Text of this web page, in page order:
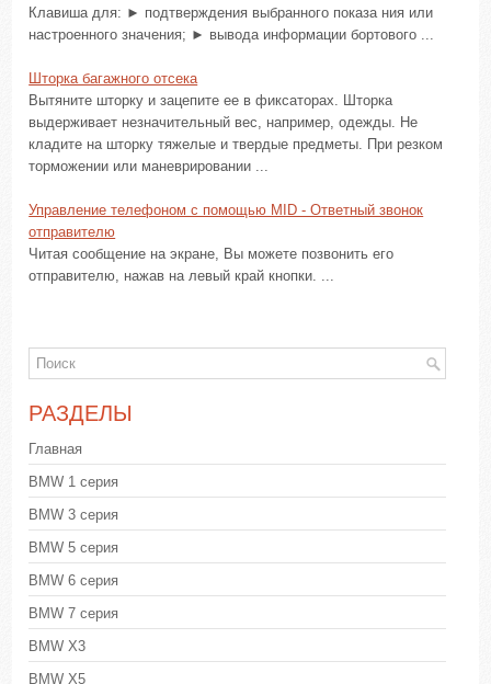
Клавиша для: ► подтверждения выбранного показа ния или
настроенного значения; ► вывода информации бортового ...
Шторка багажного отсека
Вытяните шторку и зацепите ее в фиксаторах. Шторка
выдерживает незначительный вес, например, одежды. Не
кладите на шторку тяжелые и твердые предметы. При резком
торможении или маневрировании ...
Управление телефоном с помощью MID - Ответный звонок
отправителю
Читая сообщение на экране, Вы можете позвонить его
отправителю, нажав на левый край кнопки. ...
РАЗДЕЛЫ
Главная
BMW 1 серия
BMW 3 серия
BMW 5 серия
BMW 6 серия
BMW 7 серия
BMW X3
BMW X5